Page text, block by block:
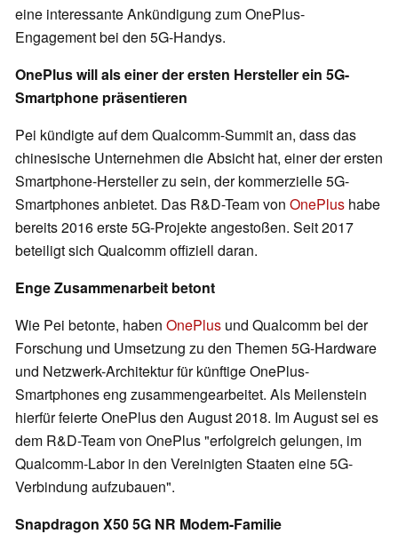
eine interessante Ankündigung zum OnePlus-
Engagement bei den 5G-Handys.
OnePlus will als einer der ersten Hersteller ein 5G-
Smartphone präsentieren
Pei kündigte auf dem Qualcomm-Summit an, dass das
chinesische Unternehmen die Absicht hat, einer der ersten
Smartphone-Hersteller zu sein, der kommerzielle 5G-
Smartphones anbietet. Das R&D-Team von OnePlus habe
bereits 2016 erste 5G-Projekte angestoßen. Seit 2017
beteiligt sich Qualcomm offiziell daran.
Enge Zusammenarbeit betont
Wie Pei betonte, haben OnePlus und Qualcomm bei der
Forschung und Umsetzung zu den Themen 5G-Hardware
und Netzwerk-Architektur für künftige OnePlus-
Smartphones eng zusammengearbeitet. Als Meilenstein
hierfür feierte OnePlus den August 2018. Im August sei es
dem R&D-Team von OnePlus "erfolgreich gelungen, im
Qualcomm-Labor in den Vereinigten Staaten eine 5G-
Verbindung aufzubauen".
Snapdragon X50 5G NR Modem-Familie